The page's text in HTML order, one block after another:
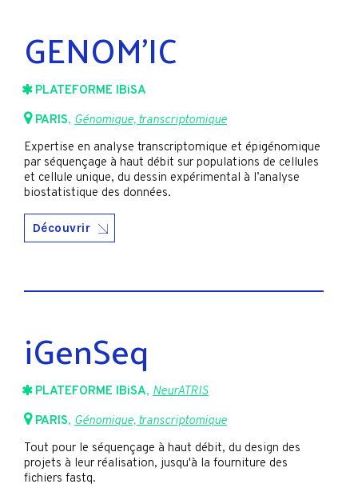
GENOM’IC
PLATEFORME IBiSA
PARIS, Génomique, transcriptomique
Expertise en analyse transcriptomique et épigénomique
par séquençage à haut débit sur populations de cellules
et cellule unique, du dessin expérimental à l’analyse
biostatistique des données.
Découvrir
iGenSeq
PLATEFORME IBiSA, NeurATRIS
PARIS, Génomique, transcriptomique
Tout pour le séquençage à haut débit, du design des
projets à leur réalisation, jusqu'à la fourniture des
fichiers fastq.